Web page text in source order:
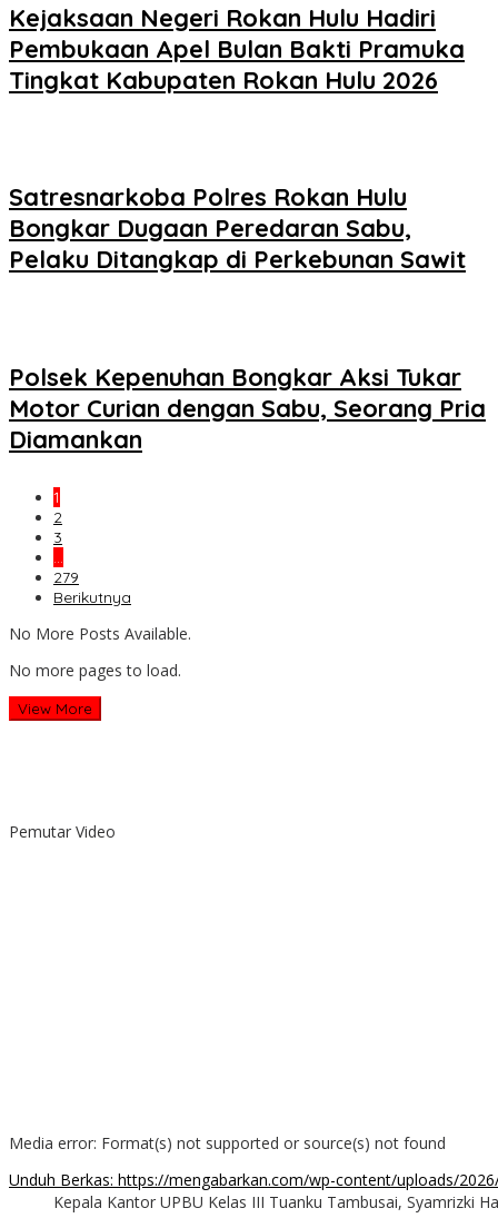
Kejaksaan Negeri Rokan Hulu Hadiri
Pembukaan Apel Bulan Bakti Pramuka
Tingkat Kabupaten Rokan Hulu 2026
Satresnarkoba Polres Rokan Hulu
Bongkar Dugaan Peredaran Sabu,
Pelaku Ditangkap di Perkebunan Sawit
Polsek Kepenuhan Bongkar Aksi Tukar
Motor Curian dengan Sabu, Seorang Pria
Diamankan
1
2
3
…
279
Berikutnya
No More Posts Available.
No more pages to load.
View More
Pemutar Video
Media error: Format(s) not supported or source(s) not found
Unduh Berkas: https://mengabarkan.com/wp-content/uploads/
Kepala Kantor UPBU Kelas III Tuanku Tambusai, Syamrizki